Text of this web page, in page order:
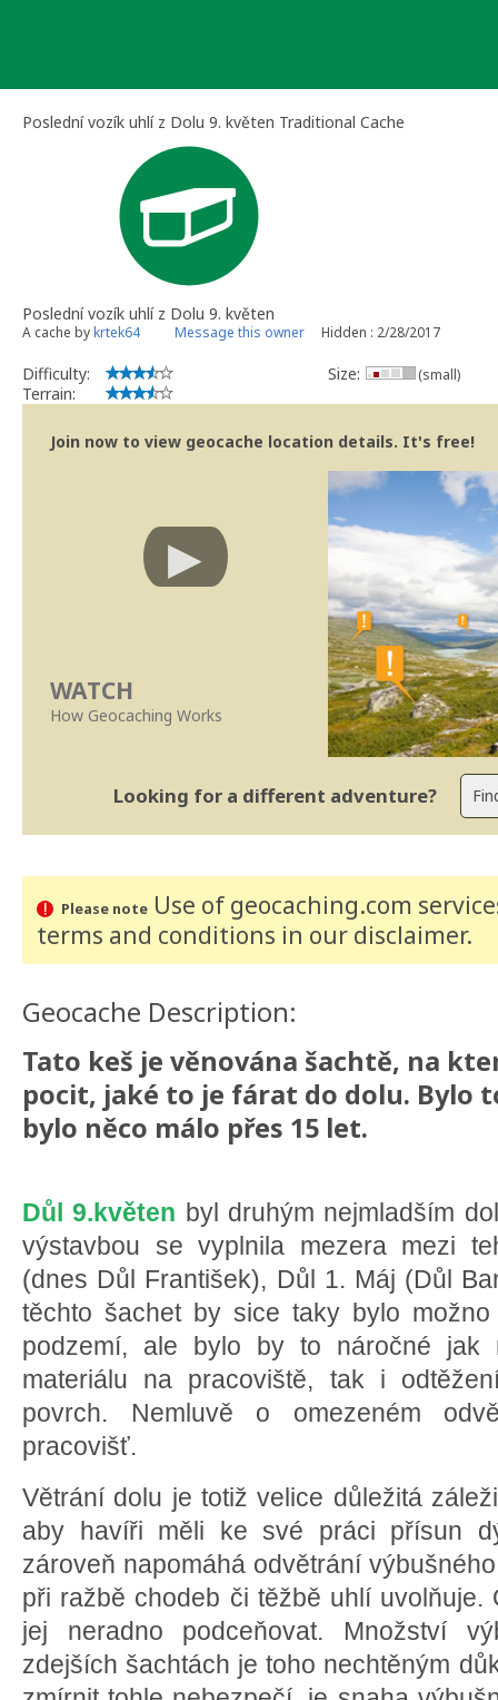
Poslední vozík uhlí z Dolu 9. květen Traditional Cache
Poslední vozík uhlí z Dolu 9. květen
A cache bykrtek64 Message this owner Hidden : 2/28/2017
Difficulty:
Terrain:
Size: (small)
Join now to view geocache location details. It's free!
WATCH
How Geocaching Works
Looking for a different adventure?
Please noteUse of geocaching.com
terms and conditions in our disclaimer.
Geocache Description:
Tato keš je věnována šachtě, na
pocit, jaké to je fárat do dolu. Bylo
bylo něco málo přes 15 let.
Důl 9.květen byl druhým nejmladším
výstavbou se vyplnila mezera mezi
(dnes Důl František), Důl 1. Máj (Důl
těchto šachet by sice taky bylo
podzemí, ale bylo by to náročné jak
materiálu na pracoviště, tak i
povrch. Nemluvě o omezeném
pracovišť.
Větrání dolu je totiž velice důležitá
aby havíři měli ke své práci přísun
zároveň napomáhá odvětrání
při ražbě chodeb či těžbě uhlí uvolňuje.
jej neradno podceňovat. Množství
zdejších šachtách je toho nechtěným